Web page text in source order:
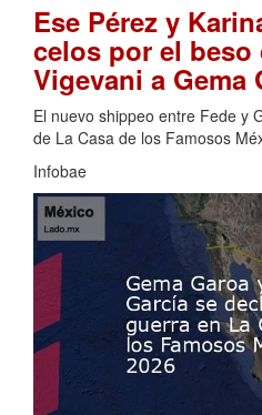
Ese Pérez y
celos por el beso
Vigevani a Gema
El nuevo shippeo entre Fede y
de La Casa de los Famosos
Infobae